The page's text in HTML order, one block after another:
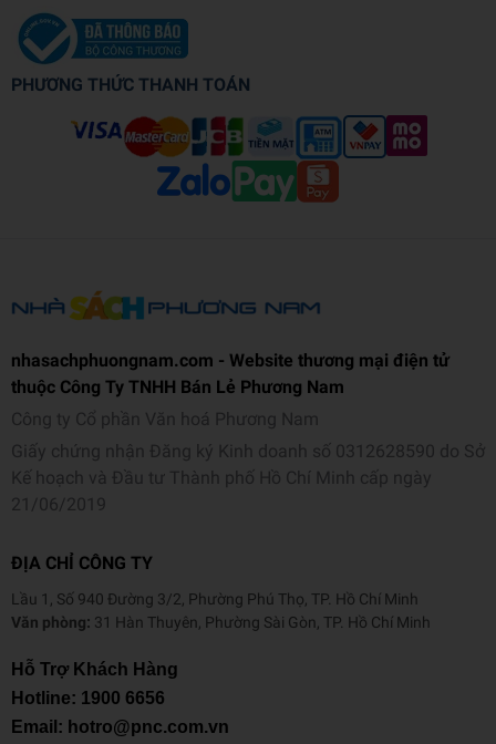
PHƯƠNG THỨC THANH TOÁN
nhasachphuongnam.com - Website thương mại điện tử
thuộc Công Ty TNHH Bán Lẻ Phương Nam
Công ty Cổ phần Văn hoá Phương Nam
Giấy chứng nhận Đăng ký Kinh doanh số 0312628590 do Sở
Kế hoạch và Đầu tư Thành phố Hồ Chí Minh cấp ngày
21/06/2019
ĐỊA CHỈ CÔNG TY
Lầu 1, Số 940 Đường 3/2, Phường Phú Thọ, TP. Hồ Chí Minh
Văn phòng: 31 Hàn Thuyên, Phường Sài Gòn, TP. Hồ Chí Minh
Hỗ Trợ Khách Hàng
Hotline: 1900 6656
Email: hotro@pnc.com.vn